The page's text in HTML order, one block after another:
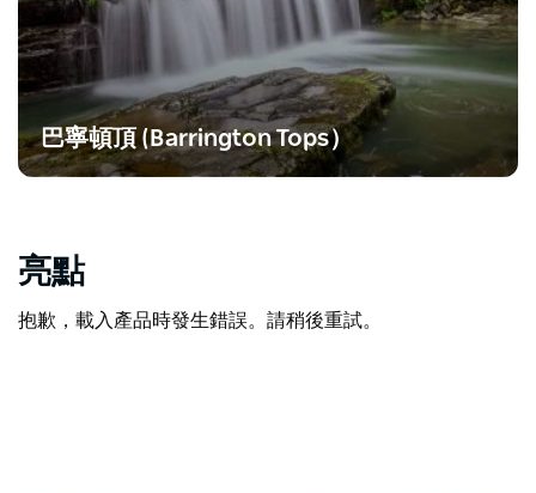
巴寧頓頂 (Barrington Tops）
亮點
抱歉，載入產品時發生錯誤。請稍後重試。